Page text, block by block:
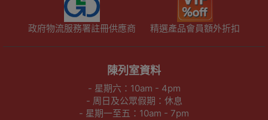
政府物流服務署註冊供應商 精選產品會員額外折扣
陳列室資料
- 星期六：10am - 4pm
- 周日及公眾假期：休息
- 星期一至五：10am - 7pm